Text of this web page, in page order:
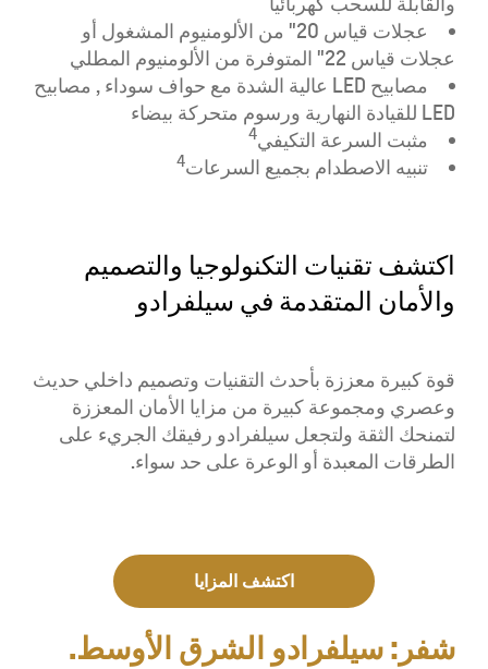
عجلات قياس 20" من الألومنيوم المشغول أو
عجلات قياس 22" المتوفرة من الألومنيوم المطلي
مصابيح LED عالية الشدة مع حواف سوداء , مصابيح
LED للقيادة النهارية ورسوم متحركة بيضاء
مثبت السرعة التكيفي4
تنبيه الاصطدام بجميع السرعات4
اكتشف تقنيات التكنولوجيا والتصميم
والأمان المتقدمة في سيلفرادو
قوة كبيرة معززة بأحدث التقنيات وتصميم داخلي حديث
وعصري ومجموعة كبيرة من مزايا الأمان المعززة
لتمنحك الثقة ولتجعل سيلفرادو رفيقك الجريء على
الطرقات المعبدة أو الوعرة على حد سواء.
اكتشف المزايا
شفر: سيلفرادو الشرق الأوسط.